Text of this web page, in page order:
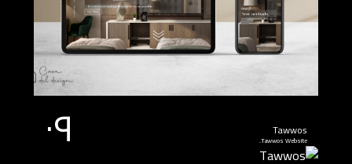
Tawwos
Tawwos Website. ٠٩